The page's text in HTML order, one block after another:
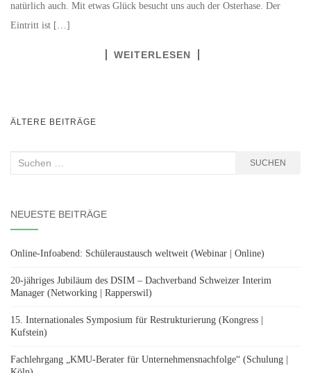
natürlich auch. Mit etwas Glück besucht uns auch der Osterhase. Der
Eintritt ist […]
WEITERLESEN
BEITRAGSNAVIGATION
ÄLTERE BEITRÄGE
Suchen
SUCHEN
NEUESTE BEITRÄGE
Online-Infoabend: Schüleraustausch weltweit (Webinar | Online)
20-jähriges Jubiläum des DSIM – Dachverband Schweizer Interim
Manager (Networking | Rapperswil)
15. Internationales Symposium für Restrukturierung (Kongress |
Kufstein)
Fachlehrgang „KMU-Berater für Unternehmensnachfolge“ (Schulung |